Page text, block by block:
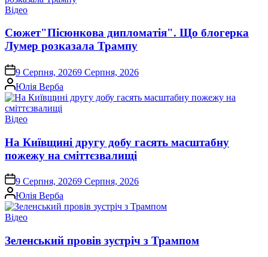
Опублікувати
Відео
Сюжет"Пісюнкова дипломатія". Що блогерка
Лумер розказала Трампу
on9 Серпня, 20269 Серпня, 2026
Опубліковано
Юлія Верба
Опублікувати
Відео
На Київщині другу добу гасять масштабну
пожежу на сміттєзвалищі
on9 Серпня, 20269 Серпня, 2026
Опубліковано
Юлія Верба
Опублікувати
Відео
Зеленський провів зустріч з Трампом